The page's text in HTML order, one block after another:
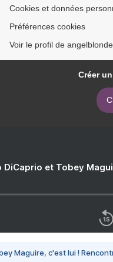
Cookies et données
Préférences cookies
Voir le profil de
Créer
DiCaprio et Tobey
Maguire, c'est lui !